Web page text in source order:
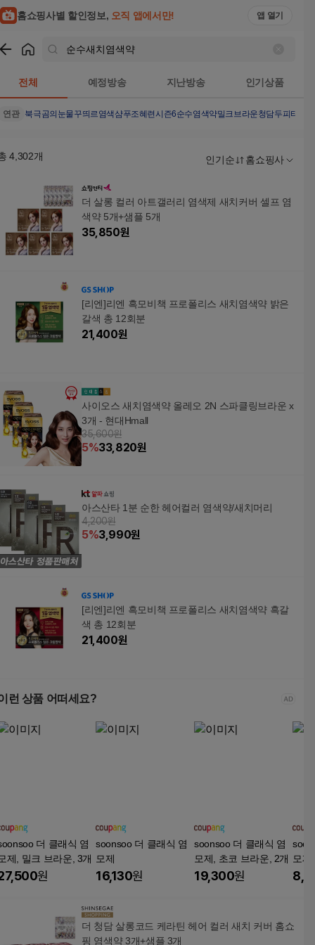
홈쇼핑사별 할인정보, 오직 앱에서만! 앱 열기
전체 예정방송 지난방송 인기상품
연관 북극곰의눈물꾸띄르염색샴푸조혜련시즌6순수염색약밀크브라운청담두피타투
4,302개 인기순 홈쇼핑사
더 살롱 컬러 아트갤러리 염색제 새치커버 셀프 염
색약 5개+샘플 5개
35,850원
[리엔]리엔 흑모비책 프로폴리스 새치염색약 밝은
갈색 총 12회분
21,400원
사이오스 새치염색약 올레오 2N 스파클링브라운 x
3개 - 현대Hmall
35,600원
5%33,820원
아스산타 1분 순한 헤어컬러 염색약/새치머리
4,200원
5%3,990원
[리엔]리엔 흑모비책 프로폴리스 새치염색약 흑갈
색 총 12회분
21,400원
런 상품 어떠세요?
더 클래식 염
제, 밀크 브라운, 3개
원
soonsoo 더 클래식 염
모제
16,130원
soonsoo 더 클래식 염
모제, 초코 브라운, 2개
19,300원
모제
더 청담 살롱코드 케라틴 헤어 컬러 새치 커버 홈쇼
핑 염색약 3개+샘플 3개